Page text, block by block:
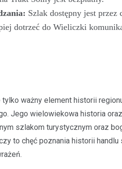
Szlak dostępny jest przez
dotrzeć do Wieliczki
ważny element historii
Jego wielowiekowa historia
szlakom turystycznym oraz
to chęć poznania historii